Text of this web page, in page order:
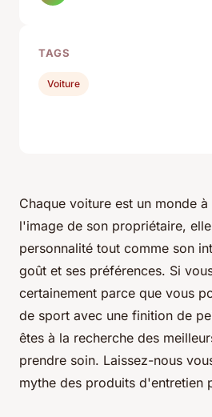
Chaque voiture est un monde
l'image de son propriétaire,
personnalité tout comme son
goût et ses préférences. Si
certainement parce que vous
de sport avec une finition de
êtes à la recherche des
prendre soin. Laissez-nous
mythe des produits d'entretien
TAGS
Voiture